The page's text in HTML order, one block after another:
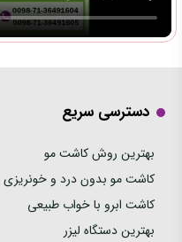
دسترسی سریع
بهترین روش کاشت مو
کاشت مو بدون درد و خونریزی
کاشت ابرو با خواب طبیعی
بهترین دستگاه لیزر